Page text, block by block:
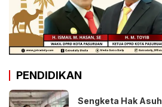
PENDIDIKAN
Sengketa Hak